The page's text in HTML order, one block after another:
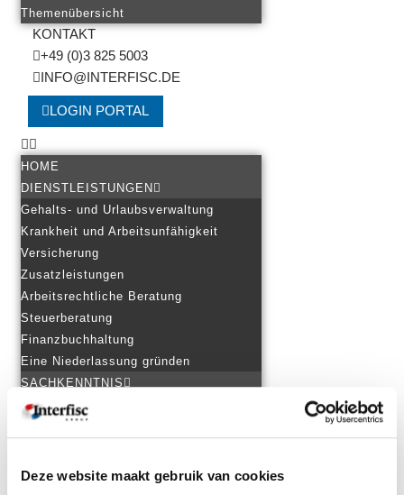
Deze website maakt gebruik van cookies
Themenübersicht
KONTAKT
+49 (0)3 825 5003
INFO@INTERFISC.DE
LOGIN PORTAL
HOME
DIENSTLEISTUNGEN
Gehalts- und Urlaubsverwaltung
Krankheit und Arbeitsunfähigkeit
Versicherung
Zusatzleistungen
Arbeitsrechtliche Beratung
Steuerberatung
Finanzbuchhaltung
Eine Niederlassung gründen
SACHKENNTNIS
Personal in mehreren Ländern
Entsenden